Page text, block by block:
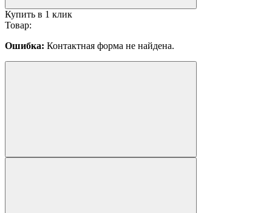
Купить в 1 клик
Товар:
Ошибка: Контактная форма не найдена.